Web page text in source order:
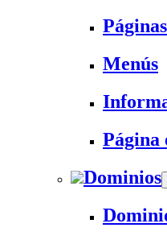
Páginas
Menús
Página
Dominios